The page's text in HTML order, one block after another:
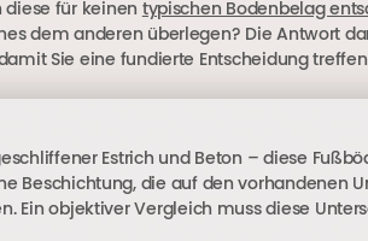
diese für keinen typischen Bodenbelag
dem anderen überlegen? Die Antwort
Sie eine fundierte Entscheidung
Estrich und Beton – diese
Beschichtung, die auf den vorhandenen
Ein objektiver Vergleich muss diese